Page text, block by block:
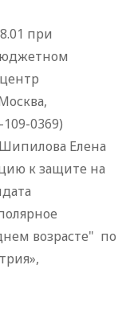
при
0369)
Елена
к защите на
возрасте" по